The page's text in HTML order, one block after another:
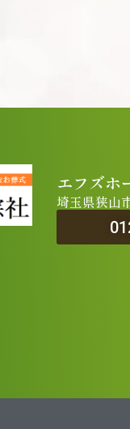
エフズホ
埼玉県狭山